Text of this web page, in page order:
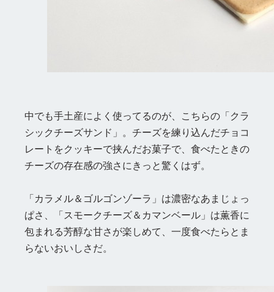
中でも手土産によく使ってるのが、こちらの「クラ
シックチーズサンド」。チーズを練り込んだチョコ
レートをクッキーで挟んだお菓子で、食べたときの
チーズの存在感の強さにきっと驚くはず。
「カラメル＆ゴルゴンゾーラ」は濃密なあまじょっ
ぱさ、「スモークチーズ＆カマンベール」は薫香に
包まれる芳醇な甘さが楽しめて、一度食べたらとま
らないおいしさだ。